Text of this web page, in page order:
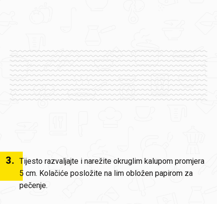
3. Tijesto razvaljajte i narežite okruglim kalupom promjera
5 cm. Kolačiće posložite na lim obložen papirom za
pečenje.